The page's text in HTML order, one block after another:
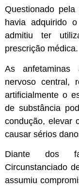
Questionado
havia adquirido
admitiu ter
prescrição médica.
As anfetaminas
nervoso central,
artificialmente o
de substância
condução, elevar
causar sérios
Diante dos
Circunstanciado
assumiu